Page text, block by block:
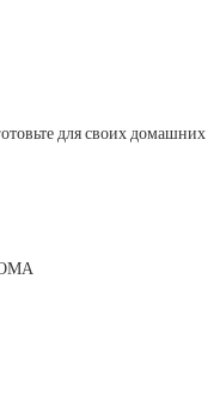
для своих домашних